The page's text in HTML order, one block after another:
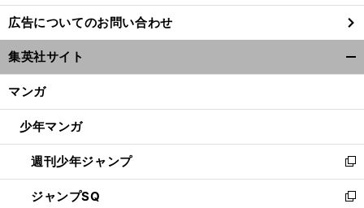
し
い
ウ
ィ
ン
ウ
開
く
広告についてのお問い合わせ
集英社サイト
マンガ
少年マンガ
週刊少年ジャンプ
新
し
い
ジャンプSQ
新